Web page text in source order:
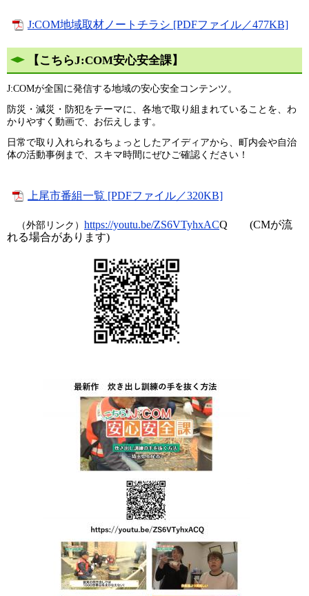
J:COM地域取材ノートチラシ [PDFファイル／477KB]
【こちらJ:COM安心安全課】
J:COMが全国に発信する地域の安心安全コンテンツ。
防災・減災・防犯をテーマに、各地で取り組まれていることを、わ
かりやすく動画で、お伝えします。
日常で取り入れられるちょっとしたアイディアから、町内会や自治
体の活動事例まで、スキマ時間にぜひご確認ください！​​​
上尾市番組一覧 [PDFファイル／320KB]
（外部リンク） https://youtu.be/ZS6VTyhxACQ (CMが流
れる場合があります)